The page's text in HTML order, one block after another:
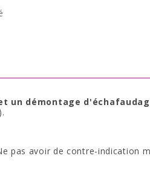
un démontage
pas avoir de contre-indication